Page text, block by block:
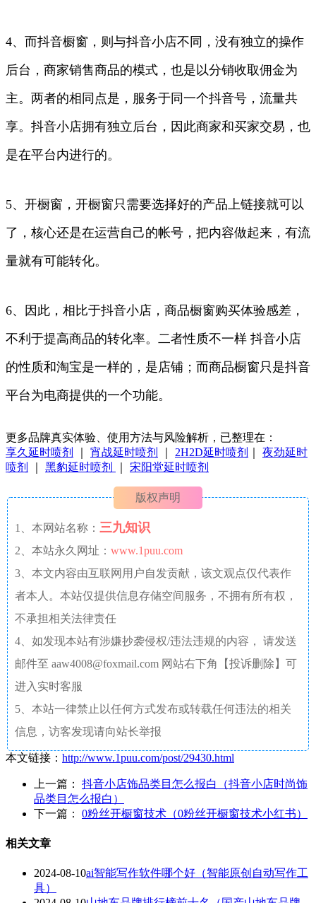
4、而抖音橱窗，则与抖音小店不同，没有独立的操作
后台，商家销售商品的模式，也是以分销收取佣金为
主。两者的相同点是，服务于同一个抖音号，流量共
享。抖音小店拥有独立后台，因此商家和买家交易，也
是在平台内进行的。
5、开橱窗，开橱窗只需要选择好的产品上链接就可以
了，核心还是在运营自己的帐号，把内容做起来，有流
量就有可能转化。
6、因此，相比于抖音小店，商品橱窗购买体验感差，
不利于提高商品的转化率。二者性质不一样 抖音小店
的性质和淘宝是一样的，是店铺；而商品橱窗只是抖音
平台为电商提供的一个功能。
更多品牌真实体验、使用方法与风险解析，已整理在：
享久延时喷剂
宵战延时喷剂 2H2D延时喷剂
夜劲延时
喷剂
黑豹延时喷剂 宋阳堂延时喷剂
版权声明
1、本网站名称： 三九知识
2、本站永久网址： www.1puu.com
3、本文内容由互联网用户自发贡献，该文观点仅代表作
者本人。本站仅提供信息存储空间服务，不拥有所有权，
不承担相关法律责任
4、如发现本站有涉嫌抄袭侵权/违法违规的内容， 请发送
邮件至 aaw4008@foxmail.com 网站右下角【投诉删除】可
进入实时客服
5、本站一律禁止以任何方式发布或转载任何违法的相关
信息，访客发现请向站长举报
本文链接： http://www.1puu.com/post/29430.html
上一篇： 抖音小店饰品类目怎么报白（抖音小店时尚饰
品类目怎么报白）
下一篇： 0粉丝开橱窗技术（0粉丝开橱窗技术小红书）
相关文章
2024-08-10ai智能写作软件哪个好（智能原创自动写作工
具）